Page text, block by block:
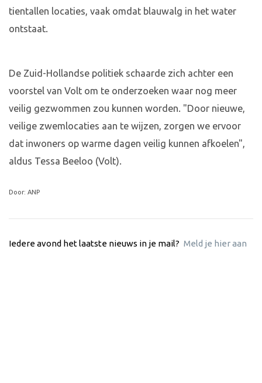
tientallen locaties, vaak omdat blauwalg in het water
ontstaat.
De Zuid-Hollandse politiek schaarde zich achter een
voorstel van Volt om te onderzoeken waar nog meer
veilig gezwommen zou kunnen worden. "Door nieuwe,
veilige zwemlocaties aan te wijzen, zorgen we ervoor
dat inwoners op warme dagen veilig kunnen afkoelen",
aldus Tessa Beeloo (Volt).
Door: ANP
Iedere avond het laatste nieuws in je mail? Meld je hier aan